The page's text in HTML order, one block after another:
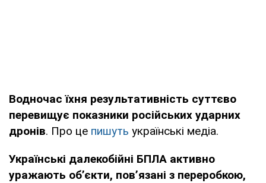
Водночас їхня результативність суттєво
перевищує показники російських ударних
дронів. Про це пишуть українські медіа.
Українські далекобійні БПЛА активно
уражають об’єкти, пов’язані з переробкою,